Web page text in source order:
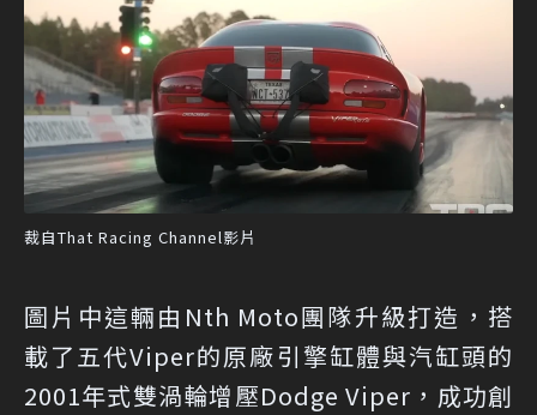
裁自That Racing Channel影片
圖片中這輛由Nth Moto團隊升級打造，搭
載了五代Viper的原廠引擎缸體與汽缸頭的
2001年式雙渦輪增壓Dodge Viper，成功創